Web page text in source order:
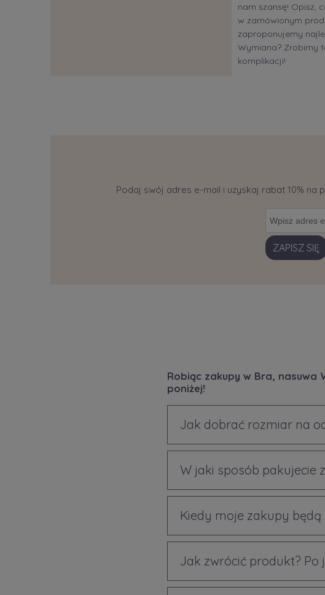
nam szansę! Opisz,
w zamówionym
zaproponujemy
Wymiana? Zrobimy
komplikacji!
Podaj swój adres e-mail i uzyskaj rabat 10% na
ZAPISZ SIĘ
Robiąc zakupy w Bra, nasuwa
poniżej!
Jak dobrać rozmiar na
W jaki sposób pakujecie
Kiedy moje zakupy będą
Jak zwrócić produkt?